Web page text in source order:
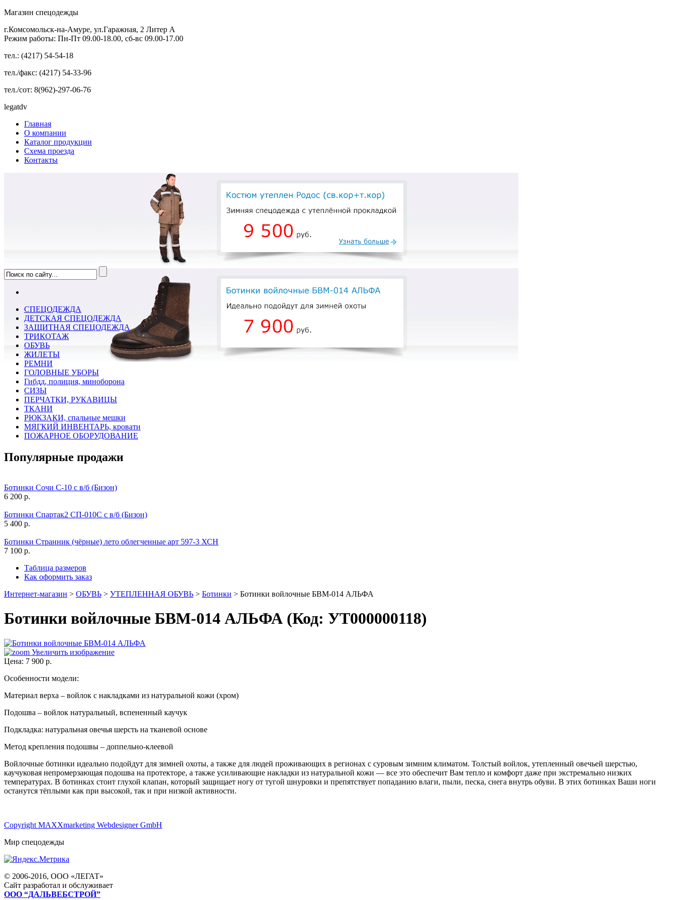
Магазин спецодежды
г.Комсомольск-на-Амуре, ул.Гаражная, 2 Литер А
Режим работы: Пн-Пт 09.00-18.00, сб-вс 09.00-17.00
тел.: (4217) 54-54-18
тел./факс: (4217) 54-33-96
тел./сот: 8(962)-297-06-76
legatdv
Главная
О компании
Каталог продукции
Схема проезда
Контакты
СПЕЦОДЕЖДА
ДЕТСКАЯ СПЕЦОДЕЖДА
ЗАЩИТНАЯ СПЕЦОДЕЖДА
ТРИКОТАЖ
ОБУВЬ
ЖИЛЕТЫ
РЕМНИ
ГОЛОВНЫЕ УБОРЫ
Гибдд, полиция, миноборона
СИЗЫ
ПЕРЧАТКИ, РУКАВИЦЫ
ТКАНИ
РЮКЗАКИ, спальные мешки
МЯГКИЙ ИНВЕНТАРЬ, кровати
ПОЖАРНОЕ ОБОРУДОВАНИЕ
Популярные продажи
Ботинки Сочи С-10 с в/б (Бизон)
6 200 р.
Ботинки Спартак2 СП-010С с в/б (Бизон)
5 400 р.
Ботинки Странник (чёрные) лето облегченные арт 597-3 ХСН
7 100 р.
Таблица размеров
Как оформить заказ
Интернет-магазин > ОБУВЬ > УТЕПЛЕННАЯ ОБУВЬ > Ботинки > Ботинки войлочные БВМ-014 АЛЬФА
Ботинки войлочные БВМ-014 АЛЬФА (Код: УТ000000118)
Увеличить изображение
Цена: 7 900 р.
Особенности модели:
Материал верха – войлок с накладками из натуральной кожи (хром)
Подошва – войлок натуральный, вспененный каучук
Подкладка: натуральная овечья шерсть на тканевой основе
Метод крепления подошвы – доппельно-клеевой
Войлочные ботинки идеально подойдут для зимней охоты, а также для людей проживающих в регионах с суровым зимним климатом. Толстый войлок, утепленный овечьей шерстью,
каучуковая непромерзающая подошва на протекторе, а также усиливающие накладки из натуральной кожи — все это обеспечит Вам тепло и комфорт даже при экстремально низких
температурах. В ботинках стоит глухой клапан, который защищает ногу от тугой шнуровки и препятствует попаданию влаги, пыли, песка, снега внутрь обуви. В этих ботинках Ваши ноги
останутся тёплыми как при высокой, так и при низкой активности.
Copyright MAXXmarketing Webdesigner GmbH
Мир спецодежды
© 2006-2016, ООО «ЛЕГАТ»
Сайт разработал и обслуживает
ООО “ДАЛЬВЕБСТРОЙ”